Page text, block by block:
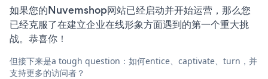
如果您的Nuvemshop网站已经启动并开始运营，那么您
已经克服了在建立企业在线形象方面遇到的第一个重大挑
战。恭喜你！
但接下来是a tough question：如何entice、captivate、turn，并
支持更多的访问者？